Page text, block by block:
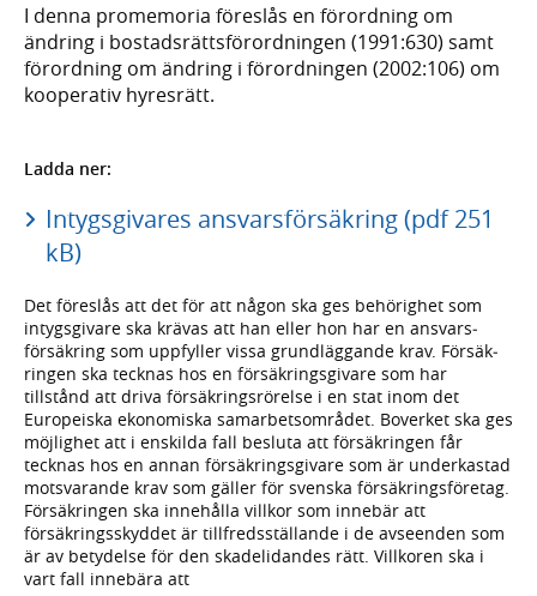
I denna promemoria föreslås en förordning om
ändring i bostads­rätts­förord­ningen (1991:630) samt
förord­ning om ändring i förord­ningen (2002:106) om
kooperativ hyresrätt.
Ladda ner:
Intygsgivares ansvarsförsäkring (pdf 251
kB)
Det föreslås att det för att någon ska ges behörighet som
intygs­givare ska krävas att han eller hon har en ansvars­
försäkring som uppfyller vissa grund­läggande krav. Försäk­
ringen ska tecknas hos en försäk­rings­givare som har
tillstånd att driva försäk­rings­rörelse i en stat inom det
Europeiska ekono­miska samarbets­området. Boverket ska ges
möjlighet att i enskilda fall besluta att försäk­ringen får
tecknas hos en annan försäk­rings­givare som är under­kastad
motsvarande krav som gäller för svenska försäkrings­företag.
Försäkringen ska innehålla villkor som innebär att
försäkrings­skyddet är tillfreds­ställande i de avseenden som
är av betydelse för den skade­lidandes rätt. Villkoren ska i
vart fall innebära att